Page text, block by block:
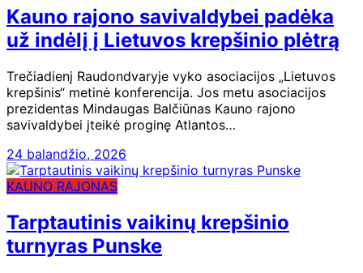
Kauno rajono savivaldybei padėka
už indėlį į Lietuvos krepšinio plėtrą
Trečiadienį Raudondvaryje vyko asociacijos „Lietuvos
krepšinis“ metinė konferencija. Jos metu asociacijos
prezidentas Mindaugas Balčiūnas Kauno rajono
savivaldybei įteikė proginę Atlantos…
24 balandžio, 2026
KAUNO RAJONAS
Tarptautinis vaikinų krepšinio
turnyras Punske